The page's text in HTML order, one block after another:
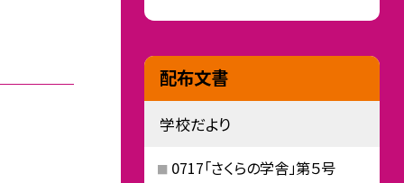
配布文書
学校だより
0717「さくらの学舎」第５号